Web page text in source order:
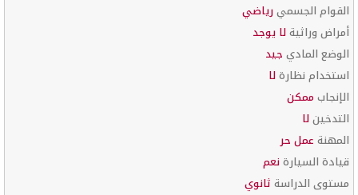
القوام الجسميرياضي
أمراض وراثيةلا يوجد
الوضع المادي جيد
استخدام نظارةلا
الإنجاب ممكن
التدخينلا
المهنة عمل حر
قيادة السيارةنعم
مستوى الدراسة ثانوي